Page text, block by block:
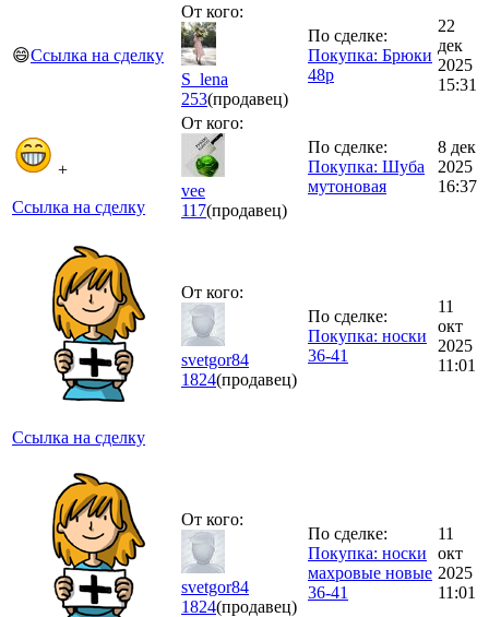
😄Ссылка на сделку
От кого:
S_lena
253(продавец)
По сделке:
Покупка: Брюки
48р
22
дек
2025
15:31
+
Ссылка на сделку
От кого:
vee
117(продавец)
По сделке:
Покупка: Шуба
мутоновая
8 дек
2025
16:37
Ссылка на сделку
От кого:
svetgor84
1824(продавец)
По сделке:
Покупка: носки
36-41
11
окт
2025
11:01
От кого:
svetgor84
1824(продавец)
По сделке:
Покупка: носки
махровые новые
36-41
11
окт
2025
11:01